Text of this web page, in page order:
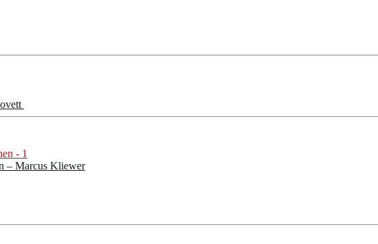
– Marcus Kliewer